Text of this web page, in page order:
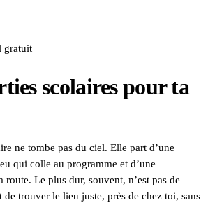
gratuit
scolaires pour ta
ne tombe pas du ciel. Elle part d’une
qui colle au programme et d’une
Le plus dur, souvent, n’est pas de
de trouver le lieu juste, près de chez toi, sans